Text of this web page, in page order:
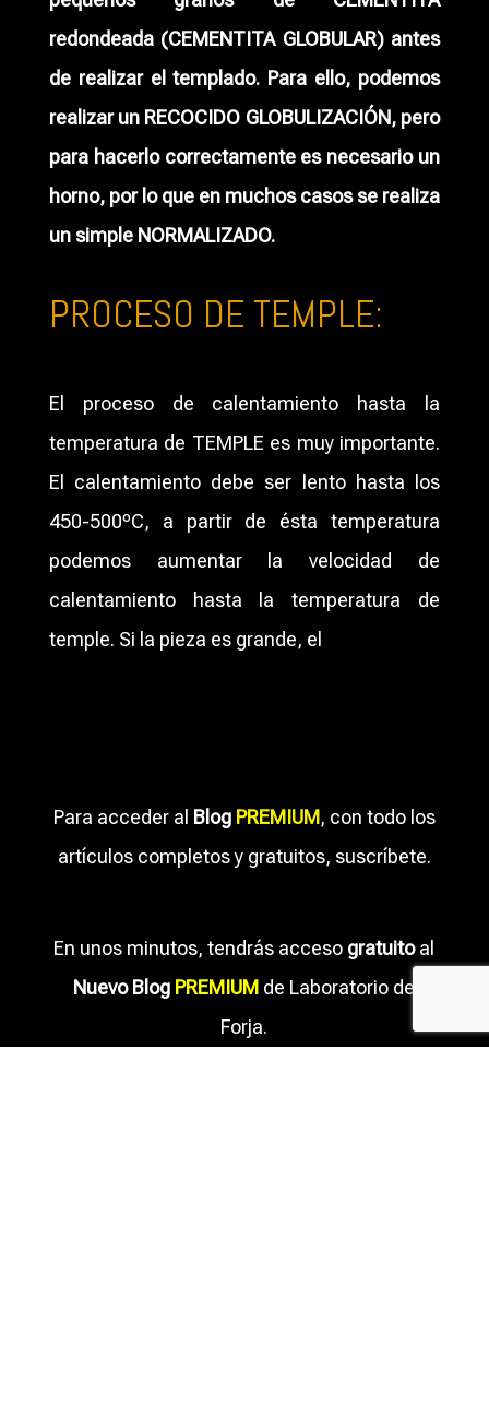
redondeada (CEMENTITA GLOBULAR) antes
de realizar el templado. Para ello, podemos
realizar un RECOCIDO GLOBULIZACIÓN, pero
para hacerlo correctamente es necesario un
horno, por lo que en muchos casos se realiza
un simple NORMALIZADO.
PROCESO DE TEMPLE:
El proceso de calentamiento hasta la
temperatura de TEMPLE es muy importante.
El calentamiento debe ser lento hasta los
450-500ºC, a partir de ésta temperatura
podemos aumentar la velocidad de
calentamiento hasta la temperatura de
temple. Si la pieza es grande, el
Para acceder al Blog PREMIUM, con todo los
artículos completos y gratuitos, suscríbete.
En unos minutos, tendrás acceso gratuitoal
Nuevo Blog PREMIUM de Laboratorio de
Forja.